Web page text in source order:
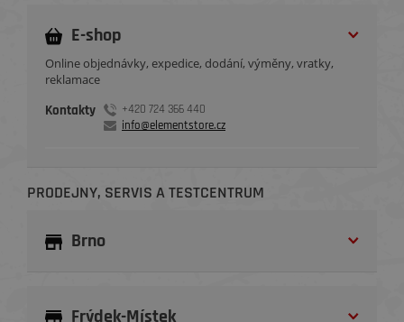
E-shop
Online objednávky, expedice, dodání, výměny, vratky,
reklamace
Kontakty
+420 724 366 440
info@elementstore.cz
PRODEJNY, SERVIS A TESTCENTRUM
Brno
Frýdek-Místek